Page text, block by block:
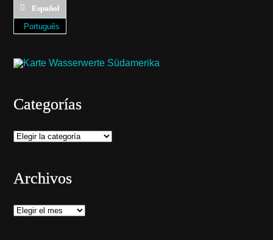
Español
Português
Categorías
Categorías
Archivos
Archivos